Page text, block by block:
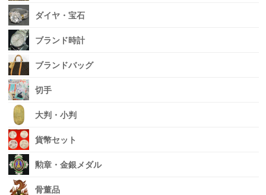
ダイヤ・宝石
ブランド時計
ブランドバッグ
切手
大判・小判
貨幣セット
勲章・金銀メダル
骨董品